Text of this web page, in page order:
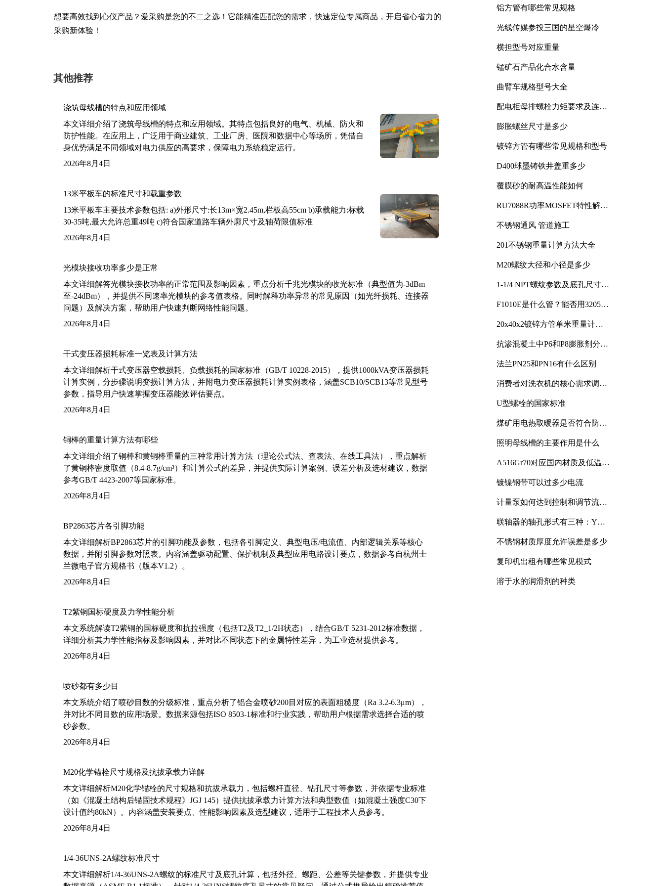
想要高效找到心仪产品？爱采购是您的不二之选！它能精准匹配您的需求，快速定位专属商品，开启省心省力的
采购新体验！
其他推荐
浇筑母线槽的特点和应用领域
本文详细介绍了浇筑母线槽的特点和应用领域。其特点包括良好的电气、机械、防火和
防护性能。在应用上，广泛用于商业建筑、工业厂房、医院和数据中心等场所，凭借自
身优势满足不同领域对电力供应的高要求，保障电力系统稳定运行。
2026年8月4日
13米平板车的标准尺寸和载重参数
13米平板车主要技术参数包括: a)外形尺寸:长13m×宽2.45m,栏板高55cm b)承载能力:标载
30-35吨,最大允许总重49吨 c)符合国家道路车辆外廓尺寸及轴荷限值标准
2026年8月4日
光模块接收功率多少是正常
本文详细解答光模块接收功率的正常范围及影响因素，重点分析千兆光模块的收光标准（典型值为-3dBm
至-24dBm），并提供不同速率光模块的参考值表格。同时解释功率异常的常见原因（如光纤损耗、连接器
问题）及解决方案，帮助用户快速判断网络性能问题。
2026年8月4日
干式变压器损耗标准一览表及计算方法
本文详细解析干式变压器空载损耗、负载损耗的国家标准（GB/T 10228-2015），提供1000kVA变压器损耗
计算实例，分步骤说明变损计算方法，并附电力变压器损耗计算实例表格，涵盖SCB10/SCB13等常见型号
参数，指导用户快速掌握变压器能效评估要点。
2026年8月4日
铜棒的重量计算方法有哪些
本文详细介绍了铜棒和黄铜棒重量的三种常用计算方法（理论公式法、查表法、在线工具法），重点解析
了黄铜棒密度取值（8.4-8.7g/cm³）和计算公式的差异，并提供实际计算案例、误差分析及选材建议，数据
参考GB/T 4423-2007等国家标准。
2026年8月4日
BP2863芯片各引脚功能
本文详细解析BP2863芯片的引脚功能及参数，包括各引脚定义、典型电压/电流值、内部逻辑关系等核心
数据，并附引脚参数对照表。内容涵盖驱动配置、保护机制及典型应用电路设计要点，数据参考自杭州士
兰微电子官方规格书（版本V1.2）。
2026年8月4日
T2紫铜国标硬度及力学性能分析
本文系统解读T2紫铜的国标硬度和抗拉强度（包括T2及T2_1/2H状态），结合GB/T 5231-2012标准数据，
详细分析其力学性能指标及影响因素，并对比不同状态下的金属特性差异，为工业选材提供参考。
2026年8月4日
喷砂都有多少目
本文系统介绍了喷砂目数的分级标准，重点分析了铝合金喷砂200目对应的表面粗糙度（Ra 3.2-6.3μm），
并对比不同目数的应用场景。数据来源包括ISO 8503-1标准和行业实践，帮助用户根据需求选择合适的喷
砂参数。
2026年8月4日
M20化学锚栓尺寸规格及抗拔承载力详解
本文详细解析M20化学锚栓的尺寸规格和抗拔承载力，包括螺杆直径、钻孔尺寸等参数，并依据专业标准
（如《混凝土结构后锚固技术规程》JGJ 145）提供抗拔承载力计算方法和典型数值（如混凝土强度C30下
设计值约80kN）。内容涵盖安装要点、性能影响因素及选型建议，适用于工程技术人员参考。
2026年8月4日
1/4-36UNS-2A螺纹标准尺寸
本文详细解析1/4-36UNS-2A螺纹的标准尺寸及底孔计算，包括外径、螺距、公差等关键参数，并提供专业
铝方管有哪些常见规格
光线传媒参投三国的星空爆冷
横担型号对应重量
锰矿石产品化合水含量
曲臂车规格型号大全
配电柜母排螺栓力矩要求及连接
膨胀螺丝尺寸是多少
镀锌方管有哪些常见规格和型号
D400球墨铸铁井盖重多少
覆膜砂的耐高温性能如何
RU7088R功率MOSFET特性解析
不锈钢通风 管道施工
201不锈钢重量计算方法大全
M20螺纹大径和小径是多少
1-1/4 NPT螺纹参数及底孔尺寸详
F1010E是什么管？能否用3205或
20x40x2镀锌方管单米重量计算
抗渗混凝土中P6和P8膨胀剂分别
法兰PN25和PN16有什么区别
消费者对洗衣机的核心需求调研
U型螺栓的国家标准
煤矿用电热取暖器是否符合防爆
照明母线槽的主要作用是什么
A516Gr70对应国内材质及低温冲
镀镍钢带可以过多少电流
计量泵如何达到控制和调节流量
联轴器的轴孔形式有三种：Y
不锈钢材质厚度允许误差是多少
复印机出租有哪些常见模式
溶于水的润滑剂的种类